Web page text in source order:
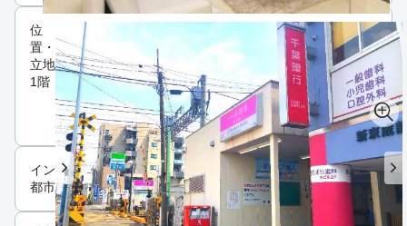
位
置・
立地
1階
インフラ
都市ガス